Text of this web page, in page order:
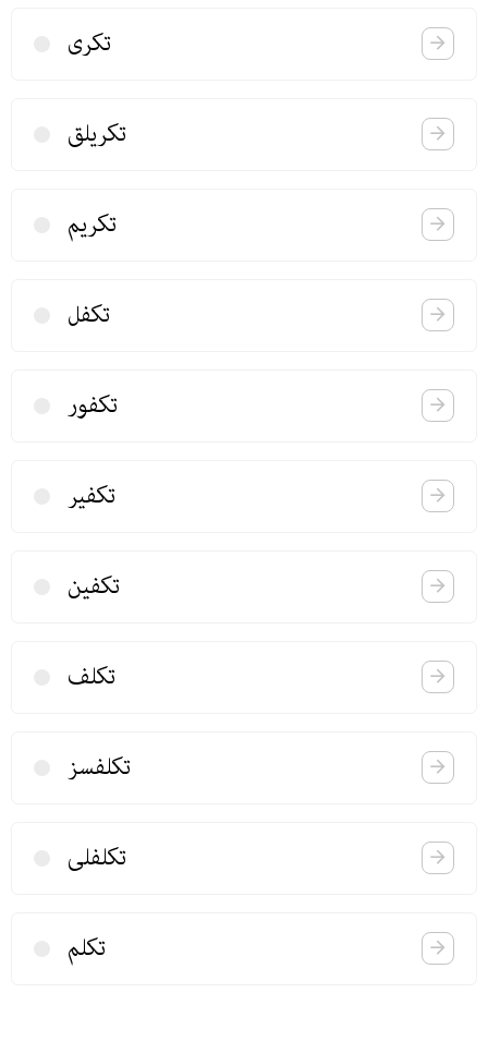
تكری
تكریلق
تكریم
تكفل
تكفور
تكفیر
تكفین
تكلف
تكلفسز
تكلفلی
تكلم